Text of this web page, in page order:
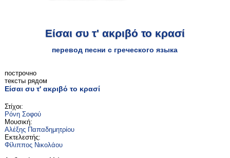
Είσαι συ τ' ακριβό το κρασί
перевод песни с греческого языка
построчно
тексты рядом
Είσαι συ τ' ακριβό το κρασί
Στίχοι:
Ρόνη Σοφού
Μουσική:
Αλέξης Παπαδημητρίου
Εκτελεστής:
Φίλιππος Νικολάου